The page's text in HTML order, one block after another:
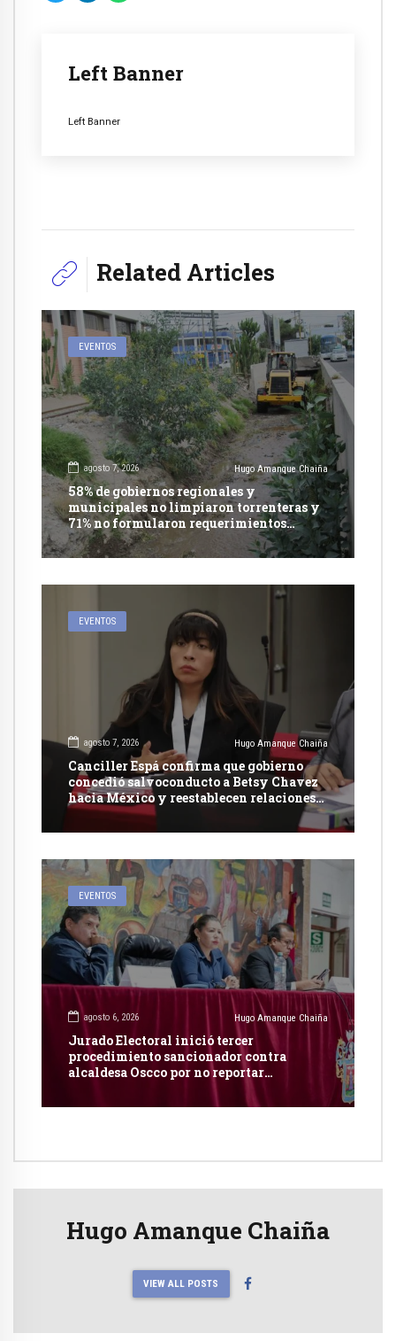
Left Banner
Left Banner
Related Articles
EVENTOS
agosto 7, 2026 Hugo Amanque Chaiña
58% de gobiernos regionales y
municipales no limpiaron torrenteras y
71% no formularon requerimientos
presupuestales afirma informe de
Contraloría
EVENTOS
agosto 7, 2026 Hugo Amanque Chaiña
Canciller Espá confirma que gobierno
concedió salvoconducto a Betsy Chavez
hacia México y reestablecen relaciones
con dicho país
EVENTOS
agosto 6, 2026 Hugo Amanque Chaiña
Jurado Electoral inició tercer
procedimiento sancionador contra
alcaldesa Oscco por no reportar
Hugo Amanque Chaiña
VIEW ALL POSTS